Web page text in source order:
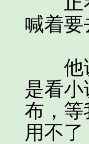
喊着
他说
是看
布，等
用不